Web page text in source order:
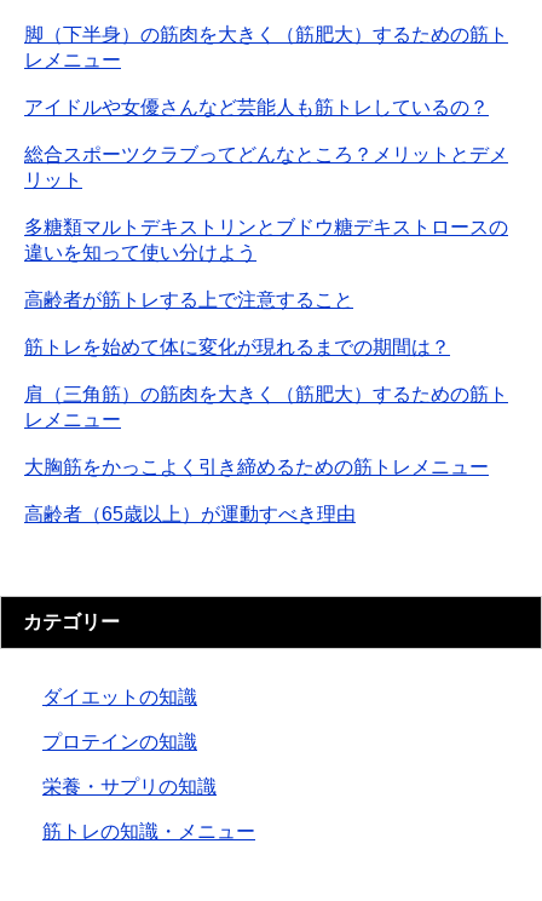
脚（下半身）の筋肉を大きく（筋肥大）するための筋ト
レメニュー
アイドルや女優さんなど芸能人も筋トレしているの？
総合スポーツクラブってどんなところ？メリットとデメ
リット
多糖類マルトデキストリンとブドウ糖デキストロースの
違いを知って使い分けよう
高齢者が筋トレする上で注意すること
筋トレを始めて体に変化が現れるまでの期間は？
肩（三角筋）の筋肉を大きく（筋肥大）するための筋ト
レメニュー
大胸筋をかっこよく引き締めるための筋トレメニュー
高齢者（65歳以上）が運動すべき理由
カテゴリー
ダイエットの知識
プロテインの知識
栄養・サプリの知識
筋トレの知識・メニュー